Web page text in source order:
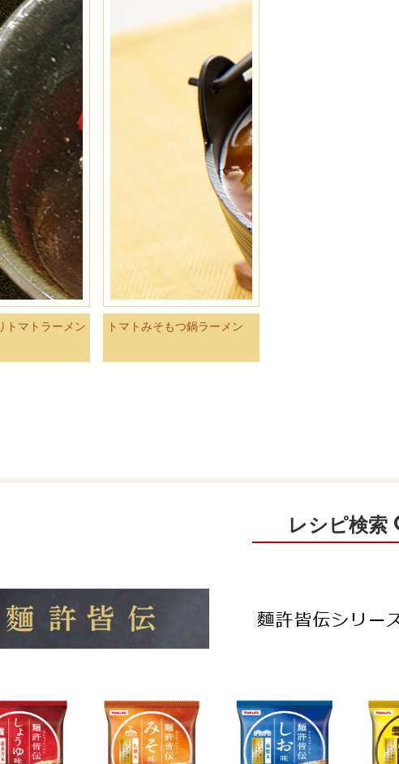
トマトラーメン トマトみそもつ鍋ラーメン
レシピ検索